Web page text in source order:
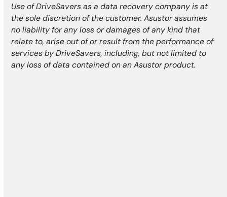
Use of DriveSavers as a data recovery company is at
the sole discretion of the customer. Asustor assumes
no liability for any loss or damages of any kind that
relate to, arise out of or result from the performance of
services by DriveSavers, including, but not limited to
any loss of data contained on an Asustor product.